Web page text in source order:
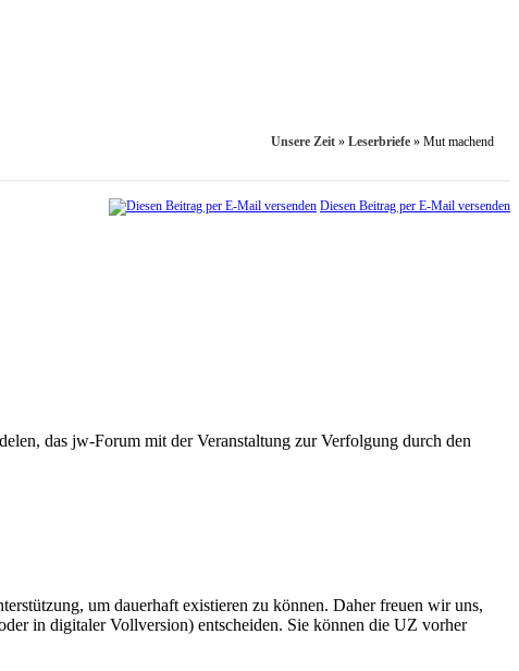
Unsere Zeit » Leserbriefe » Mut machend
Diesen Beitrag per E-Mail versenden
das jw-Forum mit der Veranstaltung zur Verfolgung durch den
um dauerhaft existieren zu können. Daher freuen wir uns,
in digitaler Vollversion) entscheiden. Sie können die UZ vorher